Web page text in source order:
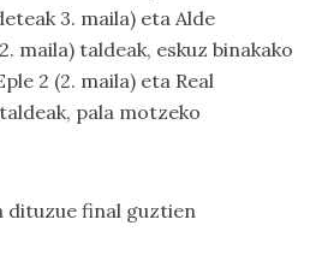
3. maila) eta Alde
maila) taldeak, eskuz binakako
2 (2. maila) eta Real
pala motzeko
final guztien